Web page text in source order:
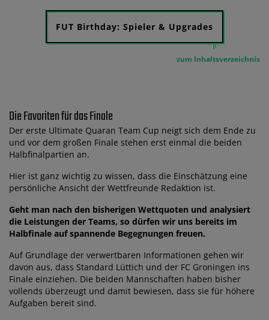
FUT Birthday: Spieler & Upgrades
zum Inhaltsverzeichnis
Die Favoriten für das Finale
Der erste Ultimate Quaran Team Cup neigt sich dem Ende zu
und vor dem großen Finale stehen erst einmal die beiden
Halbfinalpartien an.
Hier ist ganz wichtig zu wissen, dass die Einschätzung eine
persönliche Ansicht der Wettfreunde Redaktion ist.
Geht man nach den bisherigen Wettquoten und analysiert
die Leistungen der Teams, so dürfen wir uns bereits im
Halbfinale auf spannende Begegnungen freuen.
Auf Grundlage der verwertbaren Informationen gehen wir
davon aus, dass Standard Lüttich und der FC Groningen ins
Finale einziehen. Die beiden Mannschaften haben bisher
vollends überzeugt und damit bewiesen, dass sie für höhere
Aufgaben bereit sind.